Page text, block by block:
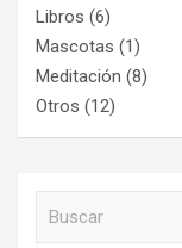
Libros (6)
Mascotas (1)
Meditación (8)
Otros (12)